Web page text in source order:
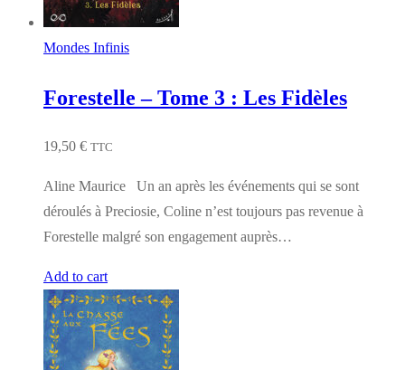
Mondes Infinis
Forestelle – Tome 3 : Les Fidèles
19,50 € TTC
Aline Maurice Un an après les événements qui se sont
déroulés à Preciosie, Coline n’est toujours pas revenue à
Forestelle malgré son engagement auprès…
Add to cart